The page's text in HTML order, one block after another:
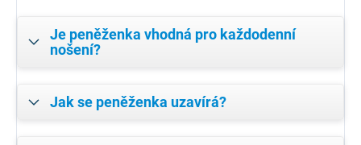
Je peněženka vhodná pro každodenní
nošení?
Jak se peněženka uzavírá?